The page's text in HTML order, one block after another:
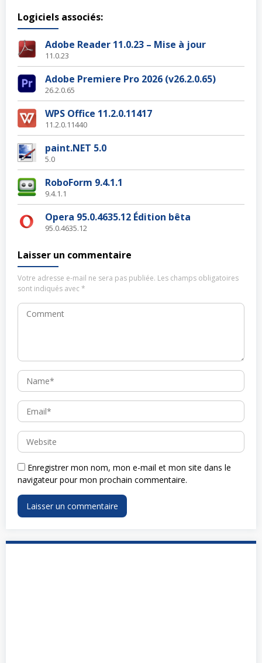
Logiciels associés:
Adobe Reader 11.0.23 – Mise à jour
11.0.23
Adobe Premiere Pro 2026 (v26.2.0.65)
26.2.0.65
WPS Office 11.2.0.11417
11.2.0.11440
paint.NET 5.0
5.0
RoboForm 9.4.1.1
9.4.1.1
Opera 95.0.4635.12 Édition bêta
95.0.4635.12
Laisser un commentaire
Votre adresse e-mail ne sera pas publiée. Les champs obligatoires
sont indiqués avec*
Enregistrer mon nom, mon e-mail et mon site dans le
navigateur pour mon prochain commentaire.